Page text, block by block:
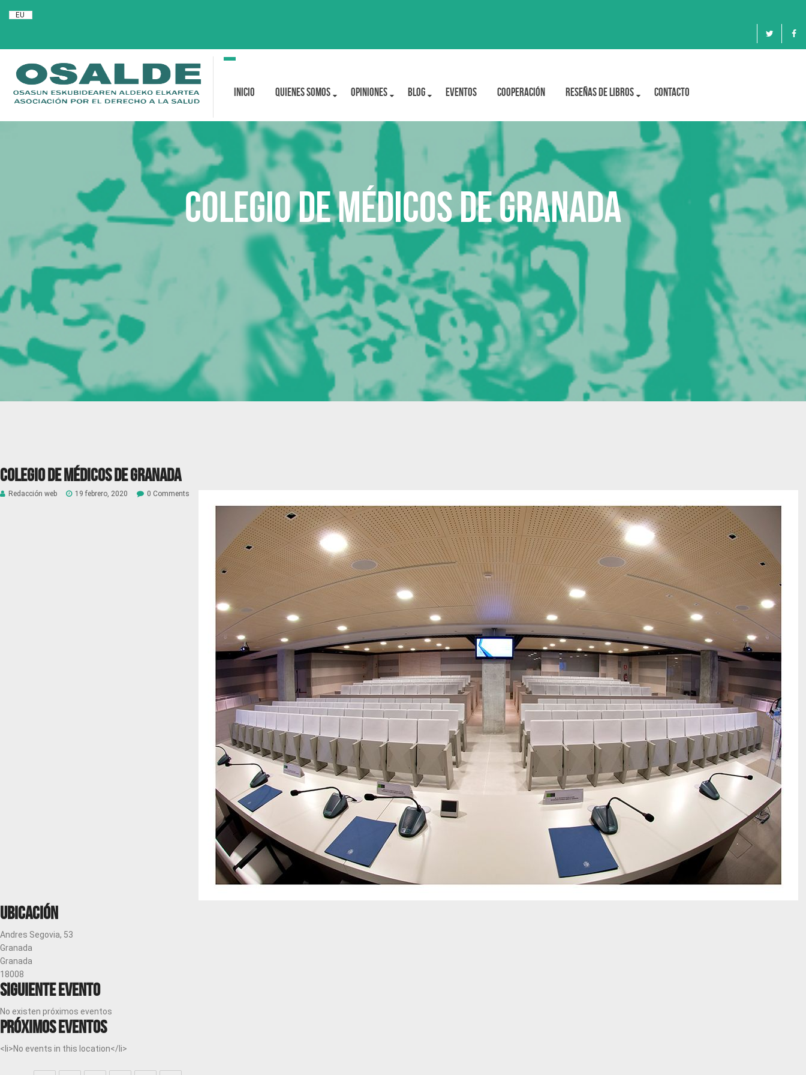
EU
Toggle
Inicio Quienes Somos OPINIONES BLOG Eventos Cooperación Reseñas de libros Contacto
Colegio de Médicos de Granada
Colegio de Médicos de Granada
Redacción web 19 febrero, 2020 0 Comments
Ubicación
Andres Segovia, 53
Granada
Granada
18008
Siguiente evento
No existen próximos eventos
Próximos eventos
<li>No events in this location</li>